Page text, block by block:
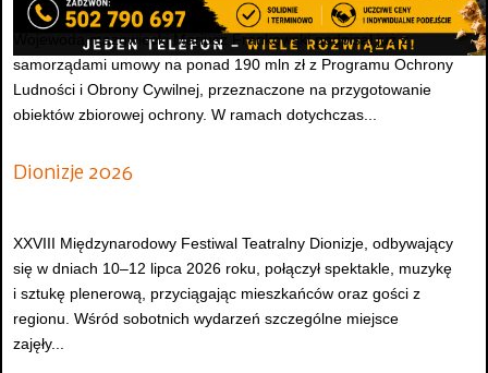
Wojewoda mazowiecki Mariusz Frankowski podpisał już z
samorządami umowy na ponad 190 mln zł z Programu Ochrony
Ludności i Obrony Cywilnej, przeznaczone na przygotowanie
obiektów zbiorowej ochrony. W ramach dotychczas...
Dionizje 2026
XXVIII Międzynarodowy Festiwal Teatralny Dionizje, odbywający
się w dniach 10–12 lipca 2026 roku, połączył spektakle, muzykę
i sztukę plenerową, przyciągając mieszkańców oraz gości z
regionu. Wśród sobotnich wydarzeń szczególne miejsce
zajęły...